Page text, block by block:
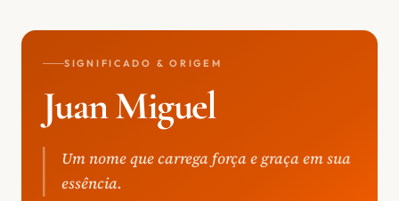
SIGNIFICADO & ORIGEM
Juan Miguel
Um nome que carrega força e graça em sua
essência.